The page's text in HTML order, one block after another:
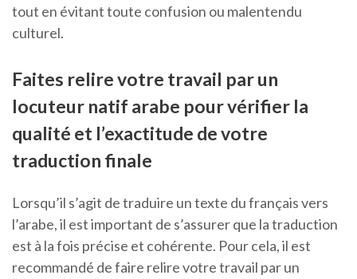
tout en évitant toute confusion ou malentendu
culturel.
Faites relire votre travail par un
locuteur natif arabe pour vérifier la
qualité et l’exactitude de votre
traduction finale
Lorsqu’il s’agit de traduire un texte du français vers
l’arabe, il est important de s’assurer que la traduction
est à la fois précise et cohérente. Pour cela, il est
recommandé de faire relire votre travail par un